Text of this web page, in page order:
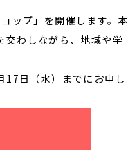
ップ」を開催します。本
わしながら、地域や学
日（水）までにお申し